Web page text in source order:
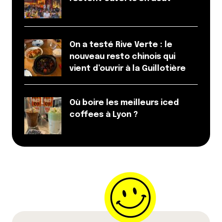
musicalement très limité et pauvre mais
curieusement sympathique.
Ouf, avant les trois derniers mots j’étais prête à
hurler au scandale !
Camille d'Essayage
7 juin 2012 à 14 h 48 min
Répondre
rapide que de traverser la ligne B de bout en bout
Bon et 25min en voiture, par contre les soirs de
concerts il faut un peu anticiper pour ne pas avoir à
Loïc
12 juin 2012 à 15 h 50 min
On a testé Rive Verte : le
nouveau resto chinois qui
vient d’ouvrir à la Guillotière
Où boire les meilleurs iced
coffees à Lyon ?